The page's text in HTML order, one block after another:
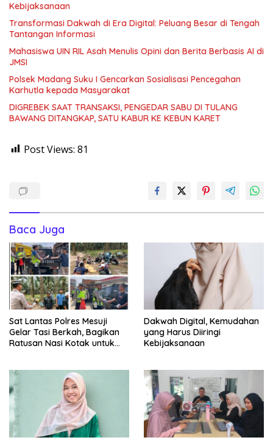
Kebijaksanaan
Transformasi Dakwah di Era Digital: Peluang Besar di Tengah
Tantangan Informasi
Mahasiswa UIN RIL Asah Menulis Opini dan Berita Berbasis AI di
JMSI
Polsek Madang Suku I Gencarkan Sosialisasi Pencegahan
Karhutla kepada Masyarakat
DIGREBEK SAAT TRANSAKSI, PENGEDAR SABU DI TULANG
BAWANG DITANGKAP, SATU KABUR KE KEBUN KARET
Post Views: 81
Baca Juga
Sat Lantas Polres Mesuji
Gelar Tasi Berkah, Bagikan
Ratusan Nasi Kotak untuk
Dakwah Digital, Kemudahan
yang Harus Diiringi
Kebijaksanaan